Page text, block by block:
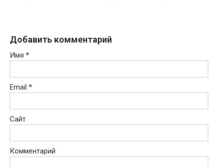
Добавить комментарий
Имя *
Email *
Сайт
Комментарий